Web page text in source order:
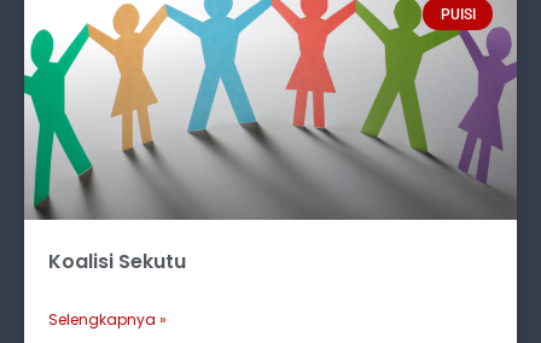
PUISI
Koalisi Sekutu
Selengkapnya »